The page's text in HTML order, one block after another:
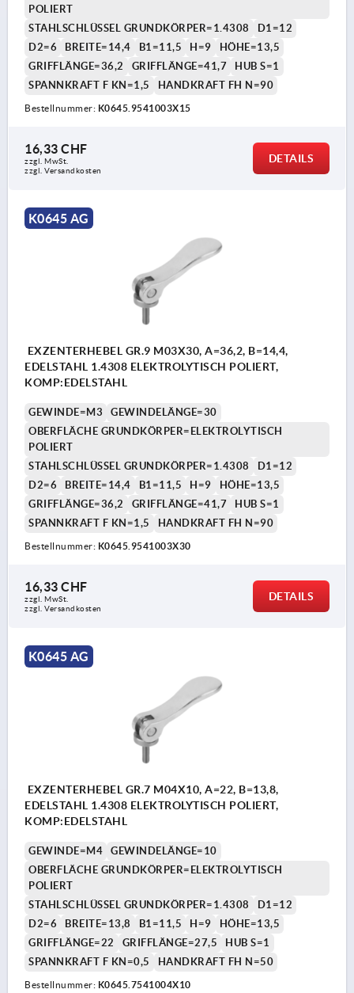
POLIERT
STAHLSCHLÜSSEL GRUNDKÖRPER=1.4308
D1=12
D2=6
BREITE=14,4 B1=11,5 H=9
HÖHE=13,5
GRIFFLÄNGE=36,2
GRIFFLÄNGE=41,7
HUB S=1
SPANNKRAFT F KN=1,5
HANDKRAFT FH N=90
Bestellnummer: K0645.9541003X15
16,33 CHF
zzgl. MwSt.
zzgl. Versandkosten
DETAILS
K0645 AG
EXZENTERHEBEL GR.9 M03X30, A=36,2, B=14,4,
EDELSTAHL 1.4308 ELEKTROLYTISCH POLIERT,
KOMP:EDELSTAHL
GEWINDE=M3
GEWINDELÄNGE=30
OBERFLÄCHE GRUNDKÖRPER=ELEKTROLYTISCH
POLIERT
STAHLSCHLÜSSEL GRUNDKÖRPER=1.4308
D1=12
D2=6
BREITE=14,4 B1=11,5 H=9
HÖHE=13,5
GRIFFLÄNGE=36,2
GRIFFLÄNGE=41,7
HUB S=1
SPANNKRAFT F KN=1,5
HANDKRAFT FH N=90
Bestellnummer: K0645.9541003X30
16,33 CHF
zzgl. MwSt.
zzgl. Versandkosten
DETAILS
K0645 AG
EXZENTERHEBEL GR.7 M04X10, A=22, B=13,8,
EDELSTAHL 1.4308 ELEKTROLYTISCH POLIERT,
KOMP:EDELSTAHL
GEWINDE=M4
GEWINDELÄNGE=10
OBERFLÄCHE GRUNDKÖRPER=ELEKTROLYTISCH
POLIERT
STAHLSCHLÜSSEL GRUNDKÖRPER=1.4308
D1=12
D2=6
BREITE=13,8 B1=11,5 H=9
HÖHE=13,5
GRIFFLÄNGE=22
GRIFFLÄNGE=27,5
HUB S=1
SPANNKRAFT F KN=0,5
HANDKRAFT FH N=50
Bestellnummer: K0645.7541004X10